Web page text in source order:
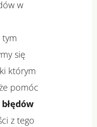
w
tym
się
którym
pomóc
z tego